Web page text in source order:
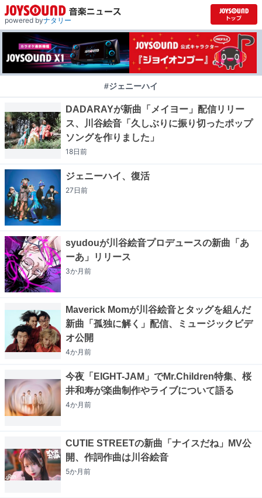
powered byナタリー
#ジェニーハイ
DADARAYが新曲「メイヨー」配信リリー
ス、川谷絵音「久しぶりに振り切ったポップ
ソングを作りました」
18日前
ジェニーハイ、復活
27日前
syudouが川谷絵音プロデュースの新曲「あ
ーあ」リリース
3か月前
Maverick Momが川谷絵音とタッグを組んだ
新曲「孤独に解く」配信、ミュージックビデ
オ公開
4か月前
今夜「EIGHT-JAM」でMr.Children特集、桜
井和寿が楽曲制作やライブについて語る
4か月前
CUTIE STREETの新曲「ナイスだね」MV公
開、作詞作曲は川谷絵音
5か月前